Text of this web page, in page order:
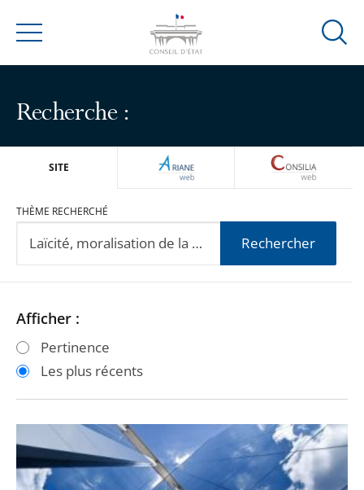
Menu
Ouvrir
Recherche :
SITE ARIANEWEB
THÈME RECHERCHÉ
Rechercher
Passer
les
filtres
Passer
les
filtres
Afficher :
Pertinence
Les plus récents
contre
les